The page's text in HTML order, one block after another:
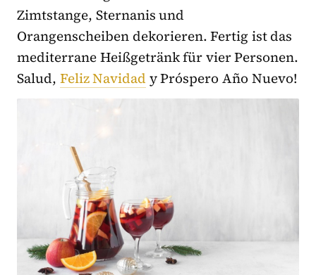
Zimtstange, Sternanis und
Orangenscheiben dekorieren. Fertig ist das
mediterrane Heißgetränk für vier Personen.
Salud, Feliz Navidad y Próspero Año Nuevo!